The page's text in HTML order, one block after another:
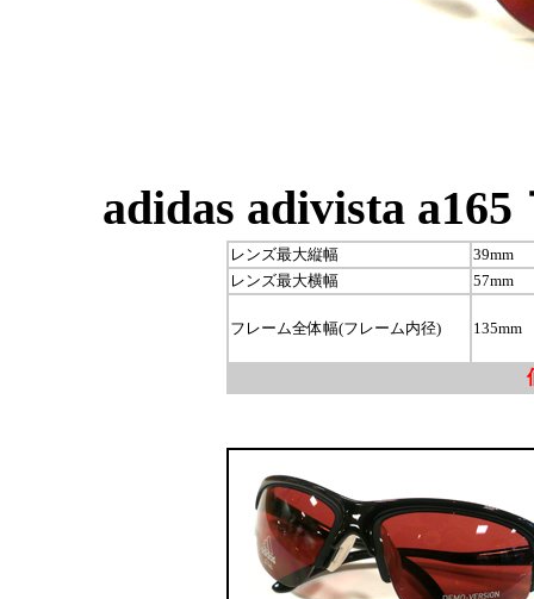
adidas adivista
レンズ最大縦幅
39mm
レンズ最大横幅
57mm
フレーム全体幅(フレーム内径) 135mm